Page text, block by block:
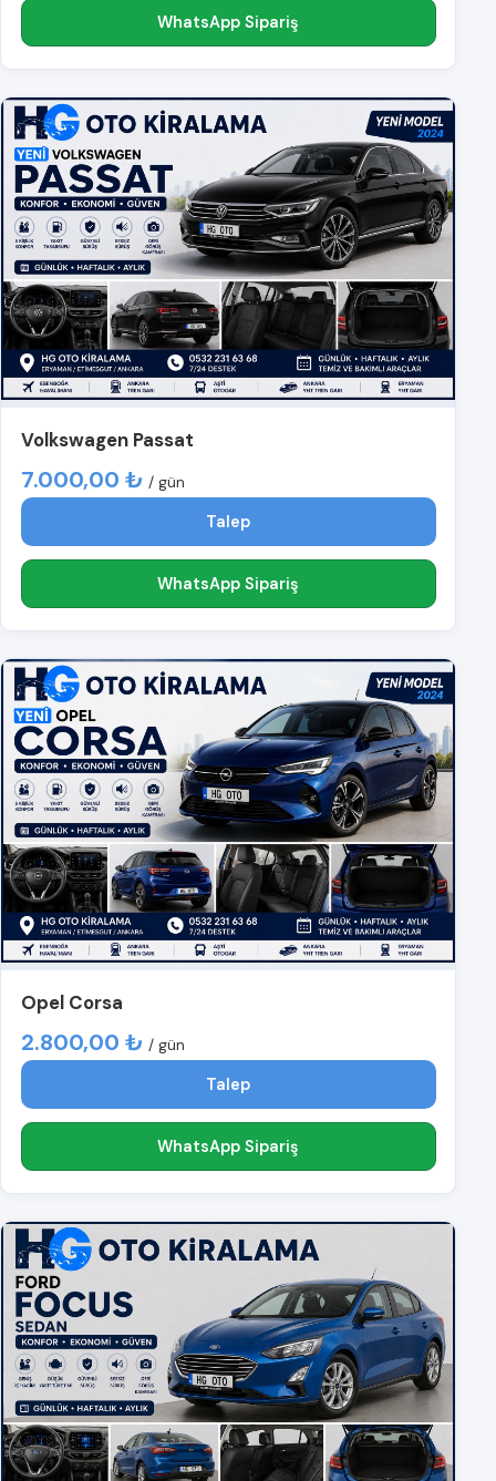
WhatsApp Sipariş
Volkswagen Passat
7.000,00 ₺ / gün
Talep
WhatsApp Sipariş
Opel Corsa
2.800,00 ₺ / gün
Talep
WhatsApp Sipariş